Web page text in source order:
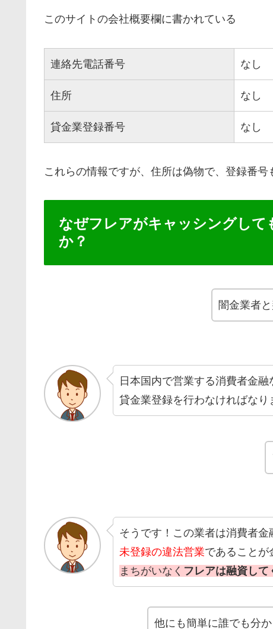
このサイトの会社概要欄に書かれている
連絡先電話番号 なし
住所 なし
貸金業登録番号 なし
これらの情報ですが、住所は偽物で、登録番号
なぜフレアがキャッシングし
か？
闇金業者
日本国内で営業する消費者金
貸金業登録を行わなければなり
そうです！この業者は消費者
未登録の違法営業であることが
まちがいなく フレアは融資し
他にも簡単に誰でも分